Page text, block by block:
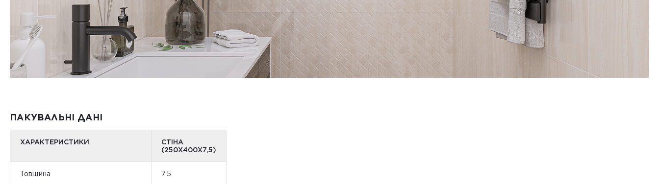
ПАКУВАЛЬНІ ДАНІ
ХАРАКТЕРИСТИКИ
СТІНА
(250X400X7,5)
Товщина 7.5